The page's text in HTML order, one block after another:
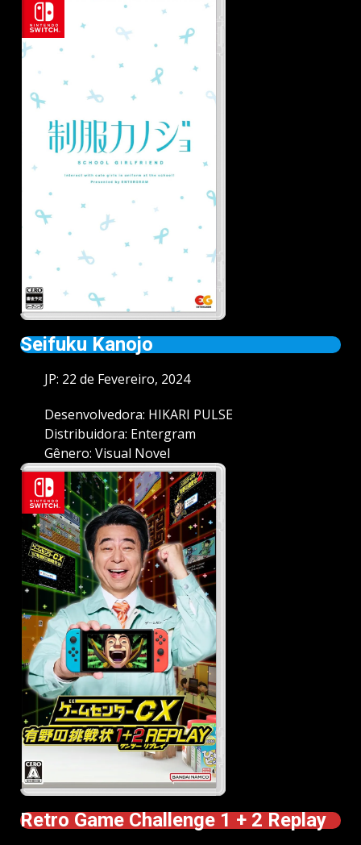
Seifuku Kanojo
JP: 22 de Fevereiro, 2024
Desenvolvedora: HIKARI PULSE
Distribuidora: Entergram
Gênero: Visual Novel
Retro Game Challenge 1 + 2 Replay